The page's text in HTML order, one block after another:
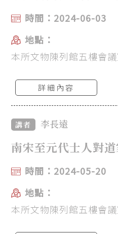
時間：2024-06-03
地點：
本所文物陳列館五樓會
詳細內容
講者 李長遠
南宋至元代士人對
時間：2024-05-20
地點：
本所文物陳列館五樓會